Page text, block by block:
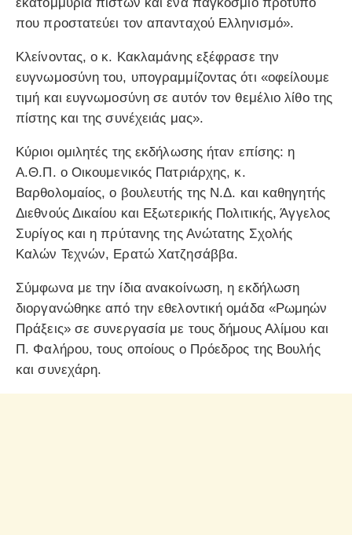
που προστατεύει τον απανταχού Ελληνισμό».
Κλείνοντας, ο κ. Κακλαμάνης εξέφρασε την
ευγνωμοσύνη του, υπογραμμίζοντας ότι «οφείλουμε
τιμή και ευγνωμοσύνη σε αυτόν τον θεμέλιο λίθο της
πίστης και της συνέχειάς μας».
Κύριοι ομιλητές της εκδήλωσης ήταν επίσης: η
Α.Θ.Π. ο Οικουμενικός Πατριάρχης, κ.
Βαρθολομαίος, ο βουλευτής της Ν.Δ. και καθηγητής
Διεθνούς Δικαίου και Εξωτερικής Πολιτικής, Άγγελος
Συρίγος και η πρύτανης της Ανώτατης Σχολής
Καλών Τεχνών, Ερατώ Χατζησάββα.
Σύμφωνα με την ίδια ανακοίνωση, η εκδήλωση
διοργανώθηκε από την εθελοντική ομάδα «Ρωμηών
Πράξεις» σε συνεργασία με τους δήμους Αλίμου και
Π. Φαλήρου, τους οποίους ο Πρόεδρος της Βουλής
και συνεχάρη.